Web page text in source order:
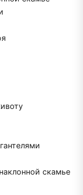
скамье